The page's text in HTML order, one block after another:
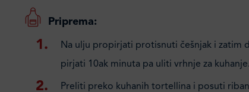
Priprema:
Na ulju propirjati protisnuti češnjak i zatim
pirjati 10ak minuta pa uliti vrhnje za kuhanje.
Preliti preko kuhanih tortellina i posuti